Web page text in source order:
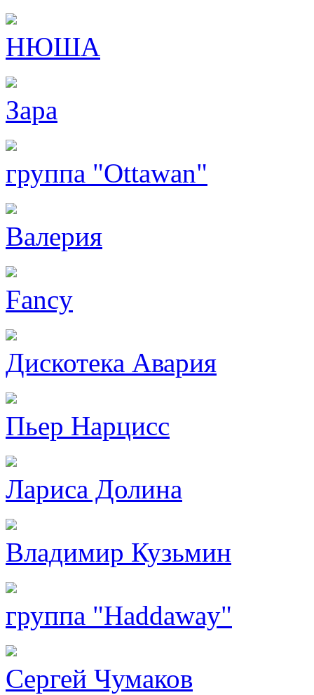
НЮША
Зара
группа "Ottawan"
Валерия
Fancy
Дискотека Авария
Пьер Нарцисс
Лариса Долина
Владимир Кузьмин
группа "Haddaway"
Сергей Чумаков